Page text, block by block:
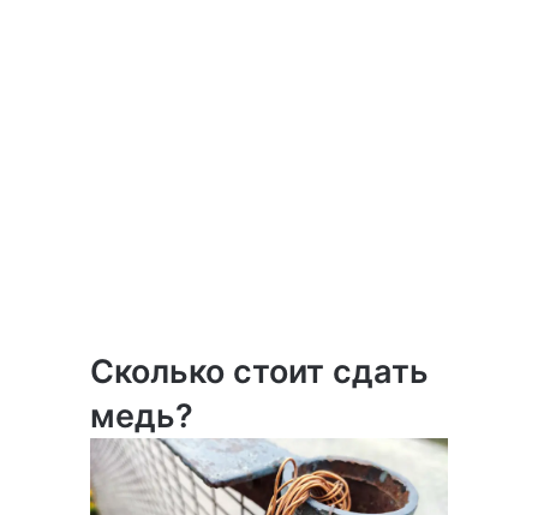
Сколько стоит сдать
медь?